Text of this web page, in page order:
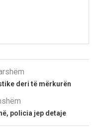
deri të mërkurën
policia jep detaje